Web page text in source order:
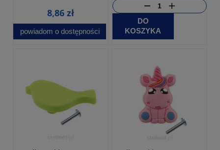
8,86 zł
powiadom o dostępności
DO
KOSZYKA